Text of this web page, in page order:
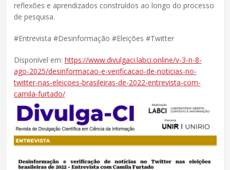
reflexões e aprendizados construídos ao longo do processo
de pesquisa.
#Entrevista #Desinformação #Eleições #Twitter
Disponível em: https://www.divulgaci.labci.online/v-3-n-8-
ago-2025/desinformacao-e-verificacao-de-noticias-no-
twitter-nas-eleicoes-brasileiras-de-2022-entrevista-com-
camila-furtado/